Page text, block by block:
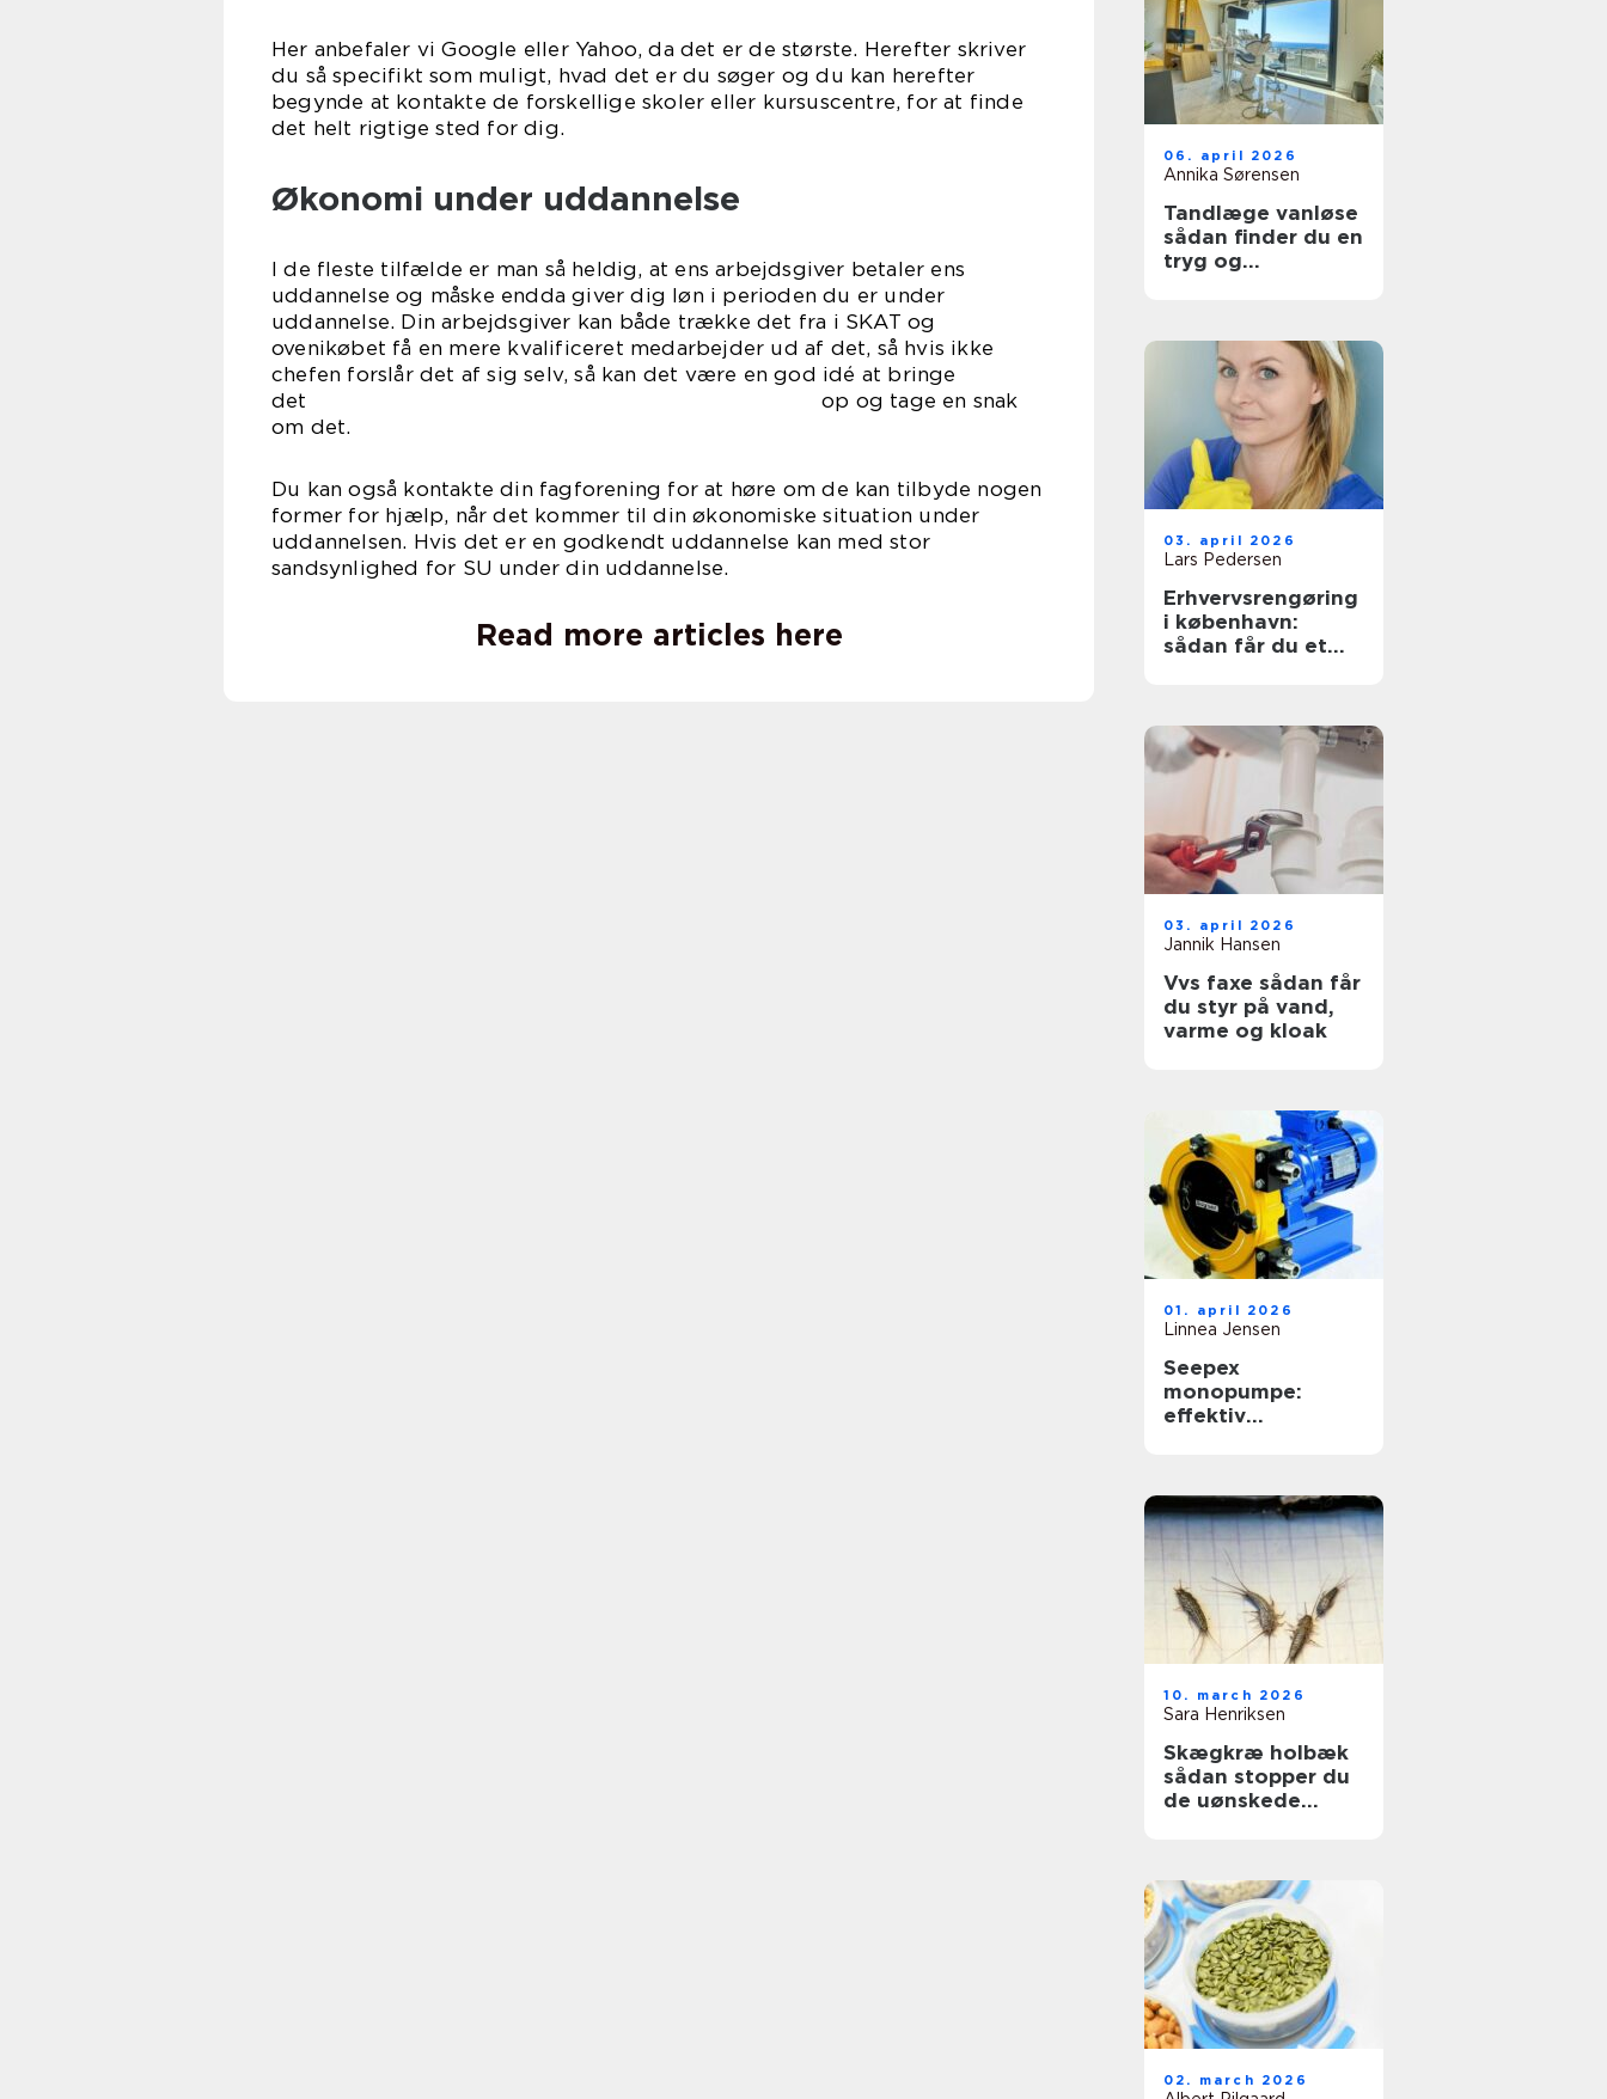
Her anbefaler vi Google eller Yahoo, da det er de største. Herefter skriver
du så specifikt som muligt, hvad det er du søger og du kan herefter
begynde at kontakte de forskellige skoler eller kursuscentre, for at finde
det helt rigtige sted for dig.
Økonomi under uddannelse
I de fleste tilfælde er man så heldig, at ens arbejdsgiver betaler ens
uddannelse og måske endda giver dig løn i perioden du er under
uddannelse. Din arbejdsgiver kan både trække det fra i SKAT og
ovenikøbet få en mere kvalificeret medarbejder ud af det, så hvis ikke
chefen forslår det af sig selv, så kan det være en god idé at bringe
det op og tage en snak
om det.
Du kan også kontakte din fagforening for at høre om de kan tilbyde nogen
former for hjælp, når det kommer til din økonomiske situation under
uddannelsen. Hvis det er en godkendt uddannelse kan med stor
sandsynlighed for SU under din uddannelse.
Read more articles here
06. april 2026
Annika Sørensen
Tandlæge vanløse
sådan finder du en
tryg og
03. april 2026
Lars Pedersen
Erhvervsrengøring
i københavn:
sådan får du et
03. april 2026
Jannik Hansen
Vvs faxe sådan får
du styr på vand,
varme og kloak
01. april 2026
Linnea Jensen
Seepex
monopumpe:
effektiv
10. march 2026
Sara Henriksen
Skægkræ holbæk
sådan stopper du
de uønskede
02. march 2026